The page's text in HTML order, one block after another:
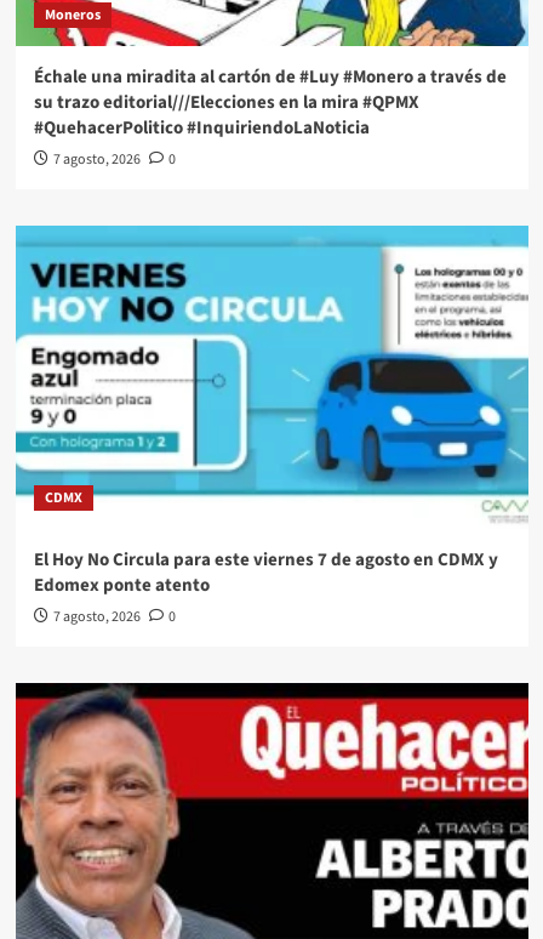
Moneros
Échale una miradita al cartón de #Luy #Monero a través de
su trazo editorial///Elecciones en la mira #QPMX
#QuehacerPolitico #InquiriendoLaNoticia
7 agosto, 2026 0
CDMX
El Hoy No Circula para este viernes 7 de agosto en CDMX y
Edomex ponte atento
7 agosto, 2026 0